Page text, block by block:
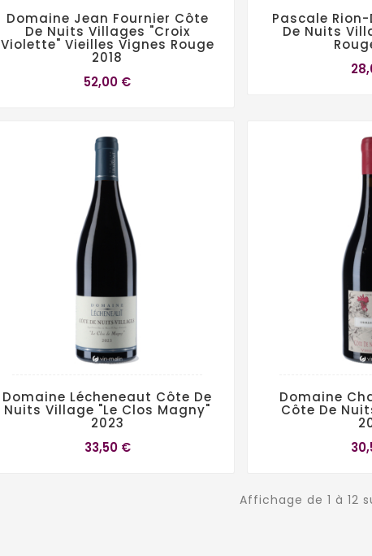
Domaine Jean Fournier Côte
De Nuits Villages "Croix
Violette" Vieilles Vignes Rouge
2018
52,00 €
Pascale
De Nuits
Domaine Lécheneaut Côte De
Nuits Village "Le Clos Magny"
2023
33,50 €
Domaine
Côte De
Affichage de 1 à 12